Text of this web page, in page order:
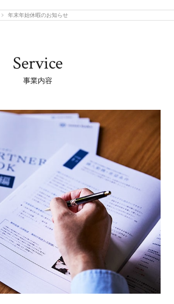
年末年始休暇のお知らせ
Service
事業内容